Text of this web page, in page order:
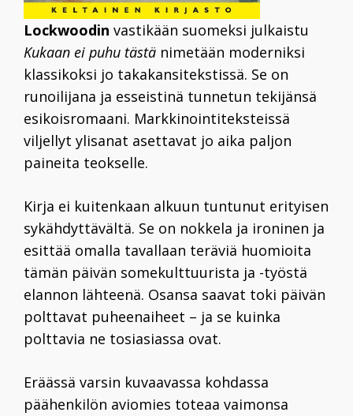
Lockwoodin vastikään suomeksi julkaistu
Kukaan ei puhu tästä nimetään moderniksi
klassikoksi jo takakansitekstissä. Se on
runoilijana ja esseistinä tunnetun tekijänsä
esikoisromaani. Markkinointiteksteissä
viljellyt ylisanat asettavat jo aika paljon
paineita teokselle.
Kirja ei kuitenkaan alkuun tuntunut erityisen
sykähdyttävältä. Se on nokkela ja ironinen ja
esittää omalla tavallaan teräviä huomioita
tämän päivän somekulttuurista ja -työstä
elannon lähteenä. Osansa saavat toki päivän
polttavat puheenaiheet – ja se kuinka
polttavia ne tosiasiassa ovat.
Eräässä varsin kuvaavassa kohdassa
päähenkilön aviomies toteaa vaimonsa